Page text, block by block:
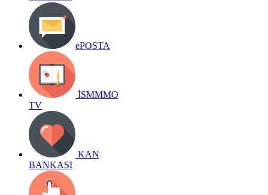
ePOSTA
İSMMMO
TV
KAN
BANKASI